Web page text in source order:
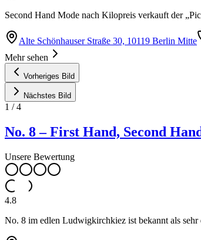
Second Hand Mode nach Kilopreis verkauft der
Alte Schönhauser Straße 30, 10119 Berlin Mitte
Mehr sehen
Vorheriges Bild
Nächstes Bild
1 /4
No. 8 – First Hand, Second
Unsere Bewertung
4.8
No. 8 im edlen Ludwigkirchkiez ist bekannt als